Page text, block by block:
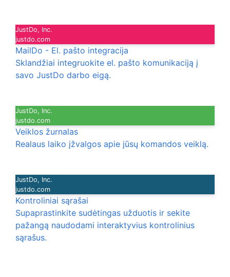
JustDo, Inc.
justdo.com
MailDo - El. pašto integracija
Sklandžiai integruokite el. pašto komunikaciją į
savo JustDo darbo eigą.
JustDo, Inc.
justdo.com
Veiklos žurnalas
Realaus laiko įžvalgos apie jūsų komandos veiklą.
JustDo, Inc.
justdo.com
Kontroliniai sąrašai
Supaprastinkite sudėtingas užduotis ir sekite
pažangą naudodami interaktyvius kontrolinius
sąrašus.